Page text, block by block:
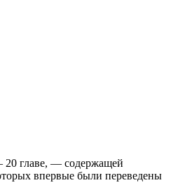
20 главе, — содержащей
впервые были переведены